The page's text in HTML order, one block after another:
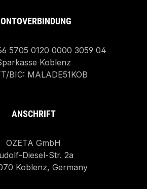
5705 0120 0000 3059 04
Koblenz
BIC: MALADE51KOB
ANSCHRIFT
OZETA GmbH
Diesel-Str. 2a
Koblenz, Germany